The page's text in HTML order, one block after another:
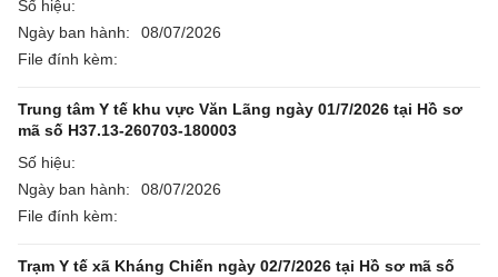
Số hiệu:
Ngày ban hành:
08/07/2026
File đính kèm:
Trung tâm Y tế khu vực Văn Lãng ngày 01/7/2026 tại Hồ sơ
mã số H37.13-260703-180003
Số hiệu:
Ngày ban hành:
08/07/2026
File đính kèm:
Trạm Y tế xã Kháng Chiến ngày 02/7/2026 tại Hồ sơ mã số